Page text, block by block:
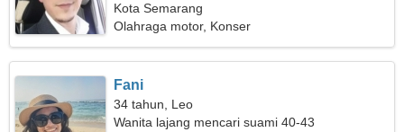
Kota Semarang
Olahraga motor, Konser
Fani
34 tahun, Leo
Wanita lajang mencari suami 40-43